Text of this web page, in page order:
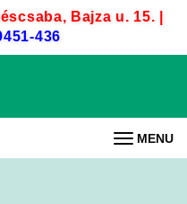
Bajza u. 15. |
436
MENU